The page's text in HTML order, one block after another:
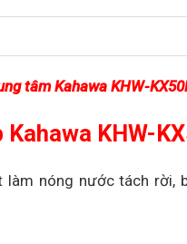
tâm Kahawa KHW-
KHW-
làm nóng nước tách rời,